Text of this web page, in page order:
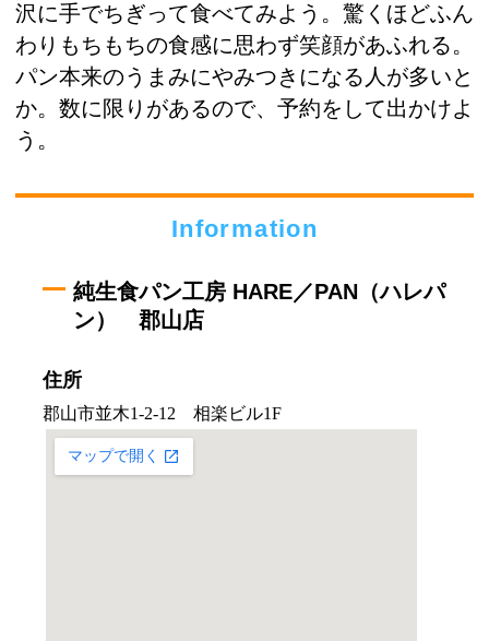
沢に手でちぎって食べてみよう。驚くほどふん
わりもちもちの食感に思わず笑顔があふれる。
パン本来のうまみにやみつきになる人が多いと
か。数に限りがあるので、予約をして出かけよ
う。
Information
純生食パン工房 HARE／PAN（ハレパ
ン） 郡山店
住所